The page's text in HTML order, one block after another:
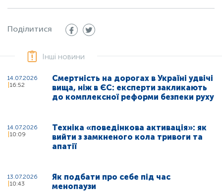
Поділитися
Інші новини
14.07.2026
16:52
Смертність на дорогах в Україні удвічі
вища, ніж в ЄС: експерти закликають
до комплексної реформи безпеки руху
14.07.2026
10:09
Техніка «поведінкова активація»: як
вийти з замкненого кола тривоги та
апатії
13.07.2026
10:43
Як подбати про себе під час
менопаузи